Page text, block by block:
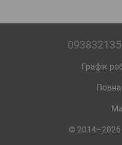
Графік
Повна
©